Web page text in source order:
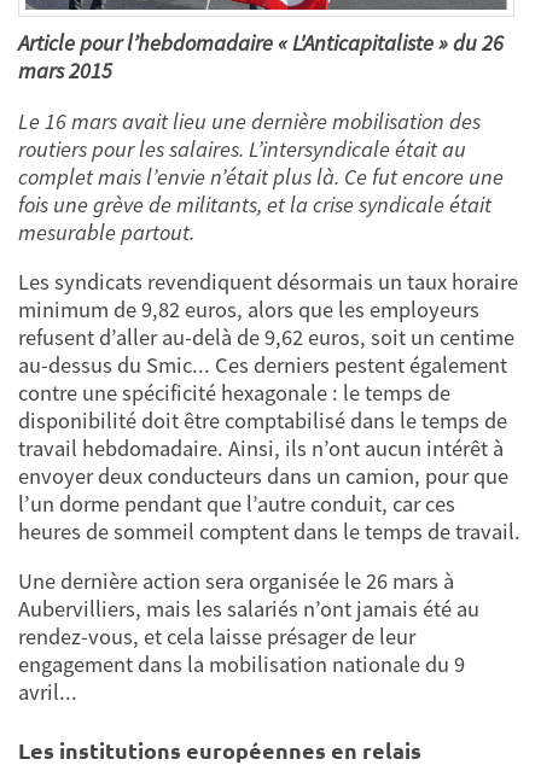
Article pour l’hebdomadaire « L'Anticapitaliste » du 26
mars 2015
Le 16 mars avait lieu une dernière mobilisation des
routiers pour les salaires. L’intersyndicale était au
complet mais l’envie n’était plus là. Ce fut encore une
fois une grève de militants, et la crise syndicale était
mesurable partout.
Les syndicats revendiquent désormais un taux horaire
minimum de 9,82 euros, alors que les employeurs
refusent d’aller au-delà de 9,62 euros, soit un centime
au-dessus du Smic... Ces derniers pestent également
contre une spécificité hexagonale : le temps de
disponibilité doit être comptabilisé dans le temps de
travail hebdomadaire. Ainsi, ils n’ont aucun intérêt à
envoyer deux conducteurs dans un camion, pour que
l’un dorme pendant que l’autre conduit, car ces
heures de sommeil comptent dans le temps de travail.
Une dernière action sera organisée le 26 mars à
Aubervilliers, mais les salariés n’ont jamais été au
rendez-vous, et cela laisse présager de leur
engagement dans la mobilisation nationale du 9
avril...
Les institutions européennes en relais